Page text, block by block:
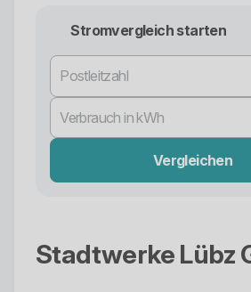
Stromvergleich starten
Vergleichen
Stadtwerke Lübz